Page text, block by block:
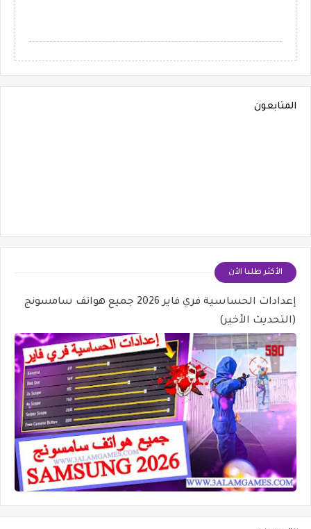
المتابعون
الأكثر طلبا الأن
إعدادات الحساسية فري فاير 2026 جميع هواتف سامسونج
(التحديث الأخير)